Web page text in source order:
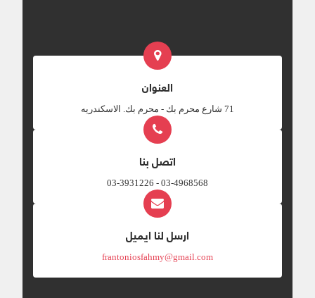
العنوان
‎71 شارع محرم بك - محرم بك. الاسكندريه
اتصل بنا
03-4968568 - 03-3931226
ارسل لنا ايميل
frantoniosfahmy@gmail.com